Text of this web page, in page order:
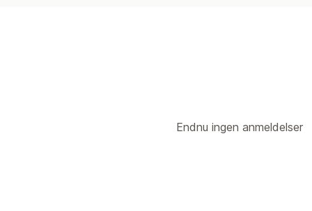
Endnu ingen anmeldelser